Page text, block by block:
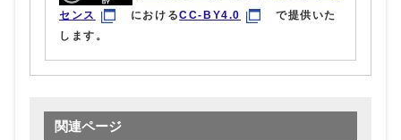
センス
におけるCC-BY4.0
で提供いた
します。
関連ページ